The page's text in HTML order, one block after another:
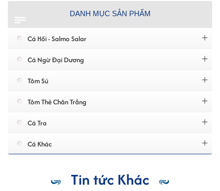
DANH MỤC SẢN PHẨM
Cá Hồi - Salmo Salar
Cá Ngừ Đại Dương
Tôm Sú
Tôm Thẻ Chân Trắng
Cá Tra
Cá Khác
Tin tức Khác